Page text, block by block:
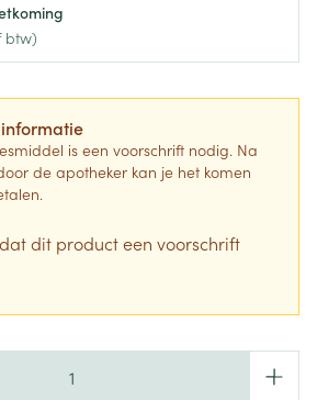
btw)
is een voorschrift nodig. Na
de apotheker kan je het komen
dit product een voorschrift